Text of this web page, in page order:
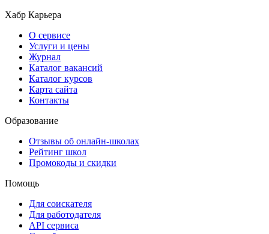
Хабр Карьера
О сервисе
Услуги и цены
Журнал
Каталог вакансий
Каталог курсов
Карта сайта
Контакты
Образование
Отзывы об онлайн-школах
Рейтинг школ
Промокоды и скидки
Помощь
Для соискателя
Для работодателя
API сервиса